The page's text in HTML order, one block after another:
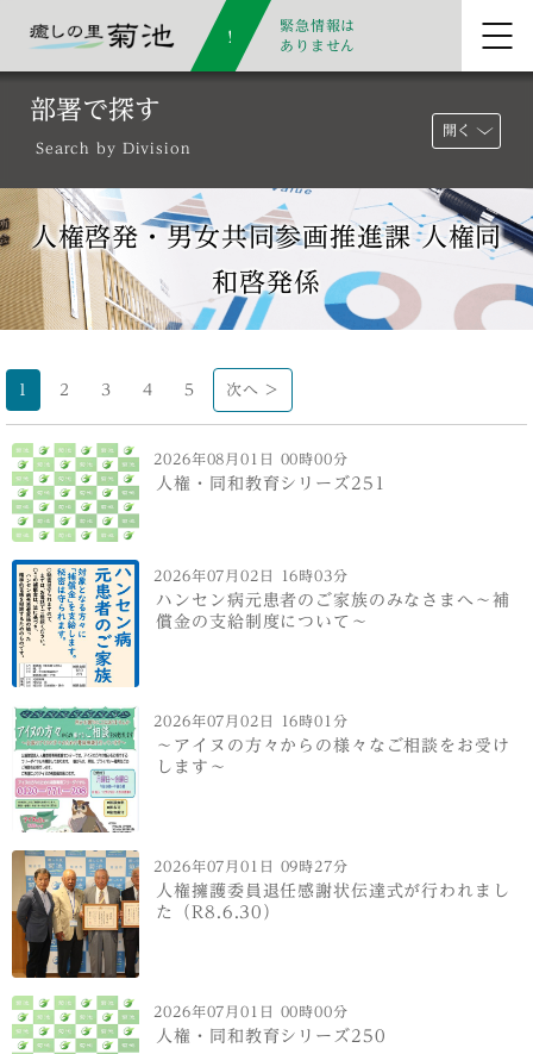
緊急情報は
ありません
部署で探す
Search by Division
開く
人権啓発・男女共同参画推進課 人権同
和啓発係
1 2 3 4 5 次へ >
2026年08月01日 00時00分
人権・同和教育シリーズ251
2026年07月02日 16時03分
ハンセン病元患者のご家族のみなさまへ～補
償金の支給制度について～
2026年07月02日 16時01分
～アイヌの方々からの様々なご相談をお受け
します～
2026年07月01日 09時27分
人権擁護委員退任感謝状伝達式が行われまし
た（R8.6.30）
2026年07月01日 00時00分
人権・同和教育シリーズ250